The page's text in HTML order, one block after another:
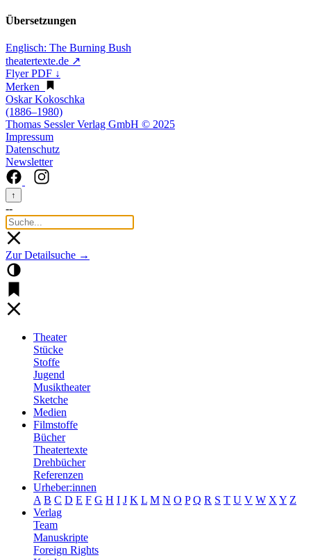
Übersetzungen
Englisch: The Burning Bush
theatertexte.de ↗
Flyer PDF ↓
Merken
Oskar Kokoschka
(1886–1980)
Thomas Sessler Verlag GmbH © 2025
Impressum
Datenschutz
Newsletter
↑
--
Zur Detailsuche →
Theater
Stücke
Stoffe
Jugend
Musiktheater
Sketche
Medien
Filmstoffe
Bücher
Theatertexte
Drehbücher
Referenzen
Urheber:innen
A B C D E F G H I J K L M N O P Q R S T U V W X Y Z
Verlag
Team
Manuskripte
Foreign Rights